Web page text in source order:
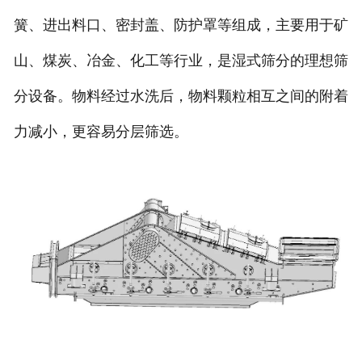
簧、进出料口、密封盖、防护罩等组成，主要用于矿
山、煤炭、冶金、化工等行业，是湿式筛分的理想筛
分设备。物料经过水洗后，物料颗粒相互之间的附着
力减小，更容易分层筛选。